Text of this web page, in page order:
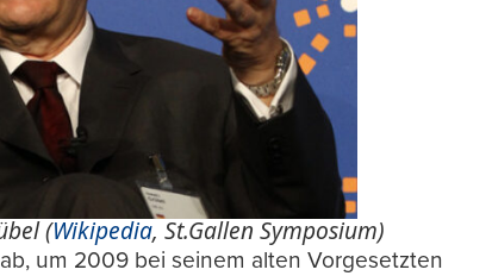
(Wikipedia, St.Gallen Symposium)
um 2009 bei seinem alten Vorgesetzten